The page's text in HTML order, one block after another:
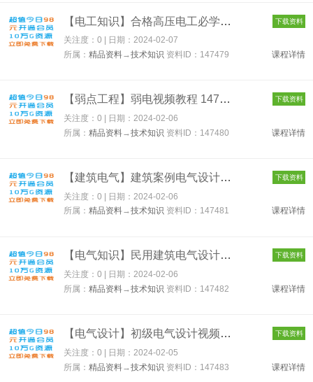
【电工知识】合格高压电工必学宝典 147479 下载资料
关注度：0 | 日期：2024-02-07
所属：精品资料→技术知识 资料ID：147479 课程详情
【弱点工程】弱电视频教程 147480 下载资料
关注度：0 | 日期：2024-02-06
所属：精品资料→技术知识 资料ID：147480 课程详情
【建筑电气】建筑案例电气设计视频教程 147481 下载资料
关注度：0 | 日期： 2024-02-06
所属：精品资料→技术知识 资料ID：147481 课程详情
【电气知识】民用建筑电气设计基础知识讲解 147482 下载资料
关注度：0 | 日期：2024-02-06
所属：精品资料→技术知识 资料ID：147482 课程详情
【电气设计】初级电气设计视频教程全套 147483 下载资料
关注度：0 | 日期：2024-02-05
所属：精品资料→技术知识 资料ID：147483 课程详情